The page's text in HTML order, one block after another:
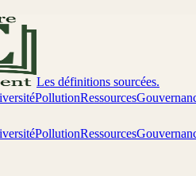
Les définitions sourcées.
PollutionRessources
PollutionRessources